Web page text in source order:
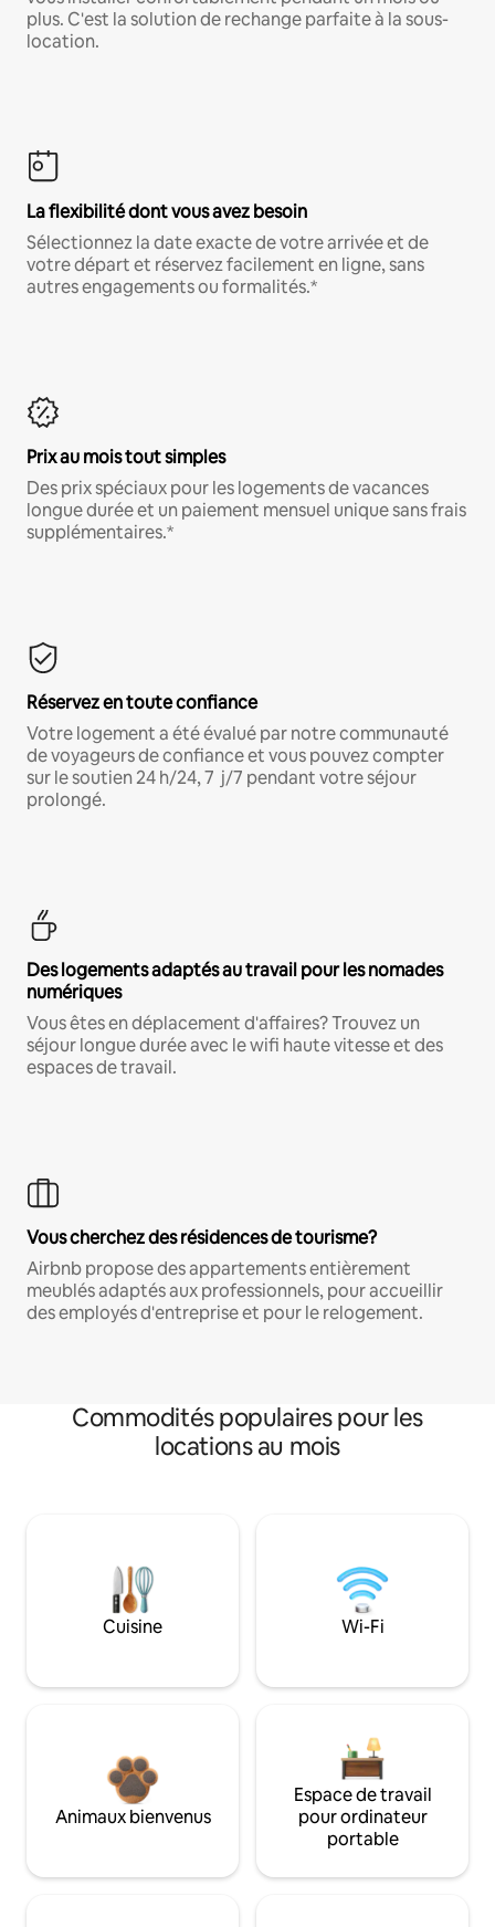
plus. C'est la solution de rechange parfaite à la sous-
location.
La flexibilité dont vous avez besoin
Sélectionnez la date exacte de votre arrivée et de
votre départ et réservez facilement en ligne, sans
autres engagements ou formalités.*
Prix au mois tout simples
Des prix spéciaux pour les logements de vacances
longue durée et un paiement mensuel unique sans frais
supplémentaires.*
Réservez en toute confiance
Votre logement a été évalué par notre communauté
de voyageurs de confiance et vous pouvez compter
sur le soutien 24 h/24, 7 j/7 pendant votre séjour
prolongé.
Des logements adaptés au travail pour les nomades
numériques
Vous êtes en déplacement d'affaires? Trouvez un
séjour longue durée avec le wifi haute vitesse et des
espaces de travail.
Vous cherchez des résidences de tourisme?
Airbnb propose des appartements entièrement
meublés adaptés aux professionnels, pour accueillir
des employés d'entreprise et pour le relogement.
Commodités populaires pour les
locations au mois
Cuisine Wi-Fi
Animaux bienvenus
Espace de travail
pour ordinateur
portable